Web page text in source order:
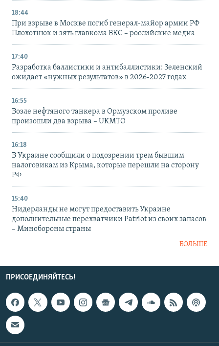
18:44
При взрыве в Москве погиб генерал-майор армии РФ
Плохотнюк и зять главкома ВКС – российские медиа
17:40
Разработка баллистики и антибаллистики: Зеленский
ожидает «нужных результатов» в 2026-2027 годах
16:55
Возле нефтяного танкера в Ормузском проливе
произошли два взрыва – UKMTO
16:18
В Украине сообщили о подозрении трем бывшим
налоговикам из Крыма, которые перешли на сторону
РФ
15:40
Нидерланды не могут предоставить Украине
дополнительные перехватчики Patriot из своих запасов
– Минобороны страны
БОЛЬШЕ
ПРИСОЕДИНЯЙТЕСЬ!